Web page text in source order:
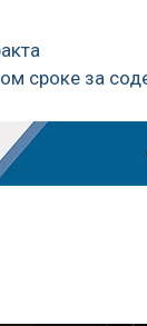
сроке за